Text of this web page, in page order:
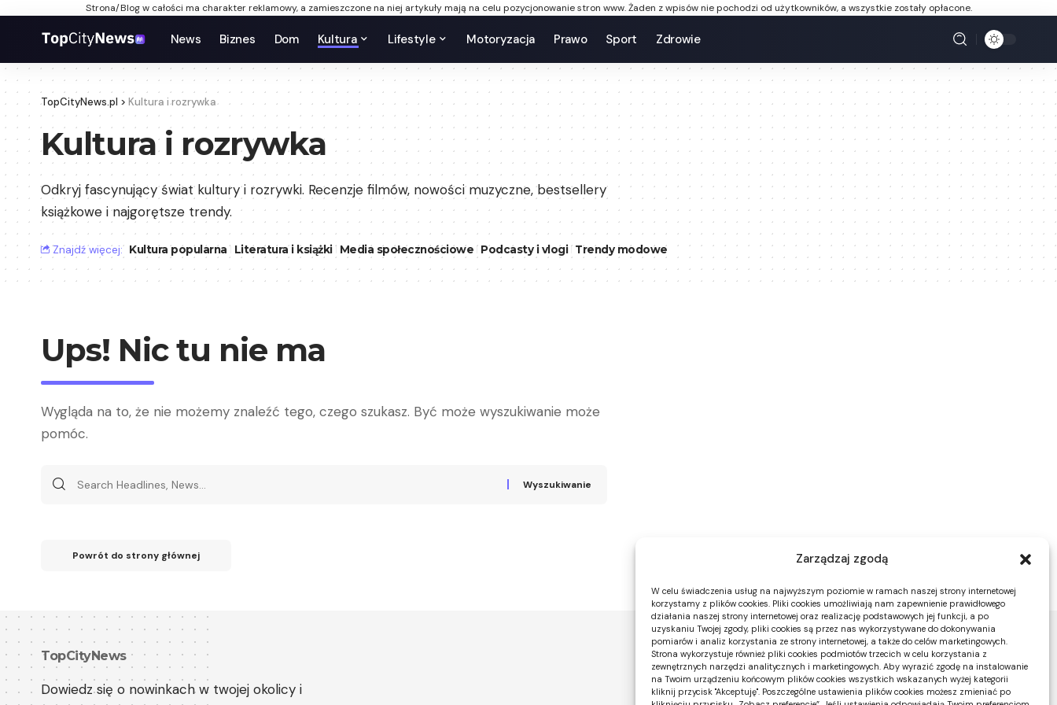
Zarządzaj zgodą
W celu świadczenia usług na najwyższym poziomie w ramach naszej strony internetowej
korzystamy z plików cookies. Pliki cookies umożliwiają nam zapewnienie prawidłowego
działania naszej strony internetowej oraz realizację podstawowych jej funkcji, a po
uzyskaniu Twojej zgody, pliki cookies są przez nas wykorzystywane do dokonywania
pomiarów i analiz korzystania ze strony internetowej, a także do celów marketingowych.
Strona wykorzystuje również pliki cookies podmiotów trzecich w celu korzystania z
zewnętrznych narzędzi analitycznych i marketingowych. Aby wyrazić zgodę na instalowanie
na Twoim urządzeniu końcowym plików cookies wszystkich wskazanych wyżej kategorii
kliknij przycisk "Akceptuję". Poszczególne ustawienia plików cookies możesz zmieniać po
Strona/Blog w całości ma charakter reklamowy, a zamieszczone na niej artykuły mają na celu pozycjonowanie stron www. Żaden z wpisów nie pochodzi od użytkowników, a wszystkie zostały opłacone.
News Biznes Dom Kultura Lifestyle Motoryzacja Prawo Sport Zdrowie
TopCityNews.pl > Kultura i rozrywka
Kultura i rozrywka
Odkryj fascynujący świat kultury i rozrywki. Recenzje filmów, nowości muzyczne, bestsellery
książkowe i najgorętsze trendy.
Znajdź więcej: Kultura popularna Literatura i książki Media społecznościowe Podcasty i vlogi Trendy modowe
Ups! Nic tu nie ma
Wygląda na to, że nie możemy znaleźć tego, czego szukasz. Być może wyszukiwanie może
pomóc.
Powrót do strony głównej
TopCityNews
Dowiedz się o nowinkach w twojej okolicy i